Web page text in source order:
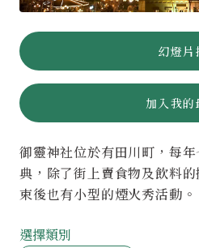
御靈神社位於有田川町，每
典，除了街上賣食物及飲料
束後也有小型的煙火秀活動。
幻燈片
加入我的
選擇類別